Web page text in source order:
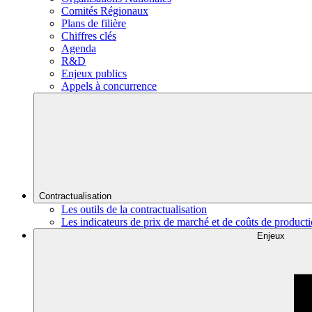
Comités Régionaux
Plans de filière
Chiffres clés
Agenda
R&D
Enjeux publics
Appels à concurrence
Contractualisation
Les outils de la contractualisation
Les indicateurs de prix de marché et de coûts de
Enjeux